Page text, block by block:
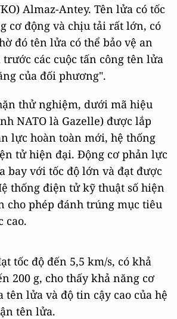
Almaz-Antey. Tên lửa có tốc
cơ động và chịu tải rất lớn, có
đó tên lửa có thể bảo vệ an
trước các cuộc tấn công tên lửa
của đối phương".
thử nghiệm, dưới mã hiệu
NATO là Gazelle) được lắp
lực hoàn toàn mới, hệ thống
tử hiện đại. Động cơ phản lực
bay với tốc độ lớn và đạt được
thống điện tử kỹ thuật số hiện
cho phép đánh trúng mục tiêu
cao.
tốc độ đến 5,5 km/s, có khả
200 g, cho thấy khả năng cơ
tên lửa và độ tin cậy cao của hệ
tên lửa.